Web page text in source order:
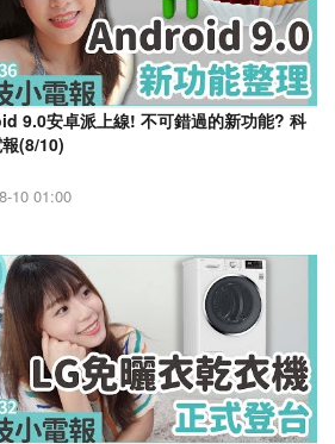
9.0安卓派上線! 不可錯過的新功能? 科
(8/10)
10 01:00